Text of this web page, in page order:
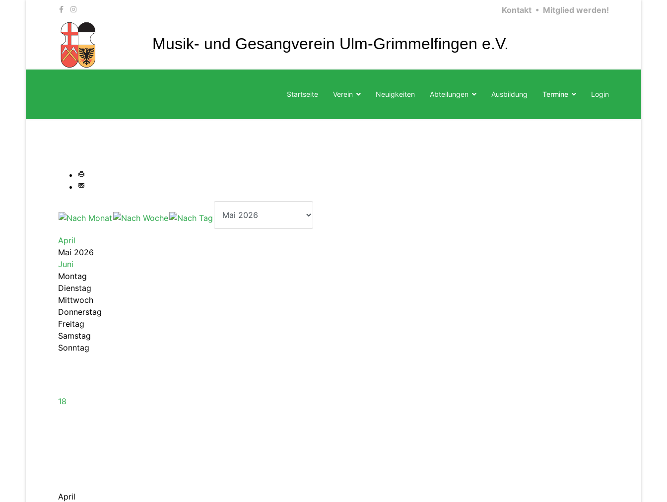
Kontakt • Mitglied werden!
Musik- und Gesangverein Ulm-Grimmelfingen e.V.
Startseite Verein Neuigkeiten Abteilungen Ausbildung Termine Login
April
Mai 2026
Juni
Montag
Dienstag
Mittwoch
Donnerstag
Freitag
Samstag
Sonntag
18
April